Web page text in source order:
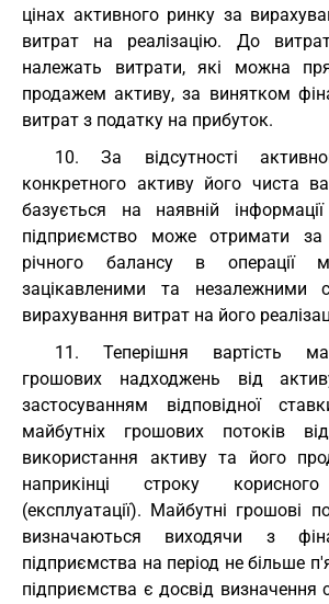
цінах активного ринку за
витрат на реалізацію. До
належать витрати, які можна
продажем активу, за винятком
витрат з податку на прибуток.
10. За відсутності
конкретного активу його чиста
базується на наявній
підприємство може отримати
річного балансу в операції
зацікавленими та незалежними
вирахування витрат на його
11. Теперішня вартість
грошових надходжень від
застосуванням відповідної
майбутніх грошових потоків
використання активу та його
наприкінці строку
(експлуатації). Майбутні грошові
визначаються виходячи з
підприємства на період не більше
підприємства є досвід визначення